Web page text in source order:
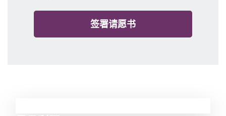
签署请愿书